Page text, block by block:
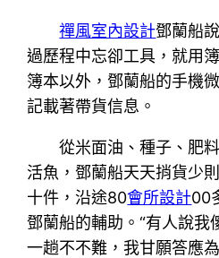
禪風室內設計鄧蘭船
過歷程中忘卻工具，就用
簿本以外，鄧蘭船的手機
記載著帶貨信息。
從米面油、種子、肥
活魚，鄧蘭船天天捎貨少
十件，沿途80會所設計00
鄧蘭船的輔助。“有人說我
一趟不不難，我甘願答應